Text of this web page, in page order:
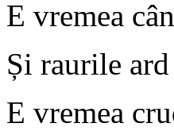
E vremea
Și raurile
E vremea